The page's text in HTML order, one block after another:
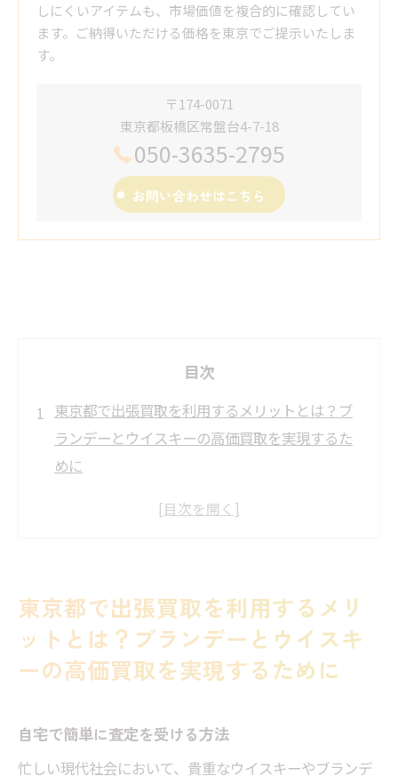
しにくいアイテムも、市場価値を複合的に確認してい
ます。ご納得いただける価格を東京でご提示いたしま
す。
〒174-0071
東京都板橋区常盤台4-7-18
050-3635-2795
お問い合わせはこちら
目次
東京都で出張買取を利用するメリットとは？ブ
ランデーとウイスキーの高価買取を実現するた
めに
ブランデーとウイスキーの市場価値を理解
する
買取価格に影響を与える要因とは
際のポイント東京都内での賢い選び方
評判の良い買取業者を選ぶコツ
東京都で出張買取を利用するメリ
ットとは？ブランデーとウイスキ
ーの高価買取を実現するために
自宅で簡単に査定を受ける方法
忙しい現代社会において、貴重なウイスキーやブランデ